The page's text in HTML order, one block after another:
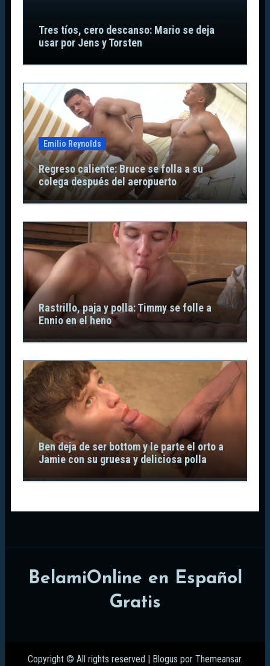
Tres tíos, cero descanso: Mario se deja
usar por Jens y Torsten
Emilio Reynolds
Regreso caliente: Bruce se folla a su
colega después del aeropuerto
Rastrillo, paja y polla: Timmy se folle a
Ennio en el heno
Ben deja de ser bottom y le parte el orto a
Jamie con su gruesa y deliciosa polla
BelamiOnline en Español
Gratis
Copyright © All rights reserved | Blogus por Themeansar.